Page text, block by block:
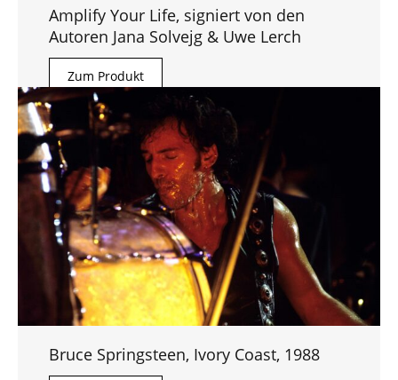
Amplify Your Life, signiert von den
Autoren Jana Solvejg & Uwe Lerch
Zum Produkt
Bruce Springsteen, Ivory Coast, 1988